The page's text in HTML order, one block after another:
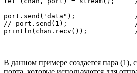
port.send("data");
// port.send(1);
В данном примере создается пара (1),